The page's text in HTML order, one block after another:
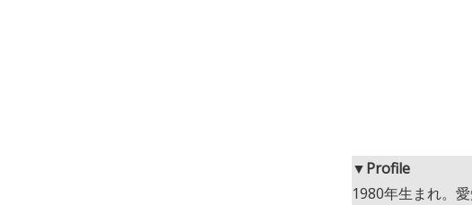
▼Profile
1980年生まれ。